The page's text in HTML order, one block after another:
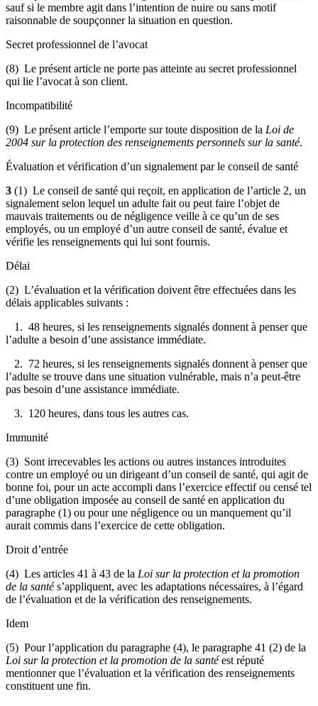
sauf si le membre agit dans l’intention de nuire ou sans motif
raisonnable de soupçonner la situation en question.
Secret professionnel de l’avocat
(8) Le présent article ne porte pas atteinte au secret professionnel
qui lie l’avocat à son client.
Incompatibilité
(9) Le présent article l’emporte sur toute disposition de la Loi de
2004 sur la protection des renseignements personnels sur la santé.
Évaluation et vérification d’un signalement par le conseil de santé
3 (1) Le conseil de santé qui reçoit, en application de l’article 2, un
signalement selon lequel un adulte fait ou peut faire l’objet de
mauvais traitements ou de négligence veille à ce qu’un de ses
employés, ou un employé d’un autre conseil de santé, évalue et
vérifie les renseignements qui lui sont fournis.
Délai
(2) L’évaluation et la vérification doivent être effectuées dans les
délais applicables suivants :
1. 48 heures, si les renseignements signalés donnent à penser que
l’adulte a besoin d’une assistance immédiate.
2. 72 heures, si les renseignements signalés donnent à penser que
l’adulte se trouve dans une situation vulnérable, mais n’a peut-être
pas besoin d’une assistance immédiate.
3. 120 heures, dans tous les autres cas.
Immunité
(3) Sont irrecevables les actions ou autres instances introduites
contre un employé ou un dirigeant d’un conseil de santé, qui agit de
bonne foi, pour un acte accompli dans l’exercice effectif ou censé tel
d’une obligation imposée au conseil de santé en application du
paragraphe (1) ou pour une négligence ou un manquement qu’il
aurait commis dans l’exercice de cette obligation.
Droit d’entrée
(4) Les articles 41 à 43 de la Loi sur la protection et la promotion
de la santés’appliquent, avec les adaptations nécessaires, à l’égard
de l’évaluation et de la vérification des renseignements.
Idem
(5) Pour l’application du paragraphe (4), le paragraphe 41 (2) de la
Loi sur la protection et la promotion de la santéest réputé
mentionner que l’évaluation et la vérification des renseignements
constituent une fin.